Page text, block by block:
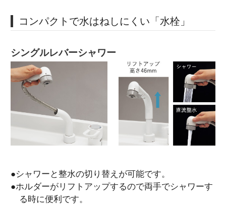
コンパクトで水はねしにくい「水栓」
シングルレバーシャワー
●シャワーと整水の切り替えが可能です。
●ホルダーがリフトアップするので両手でシャワーす
る時に便利です。